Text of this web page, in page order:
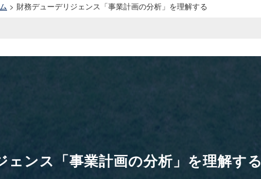
> 財務デューデリジェンス「事業計画の分析」を理解する
ェンス「事業計画の分析」を理解する